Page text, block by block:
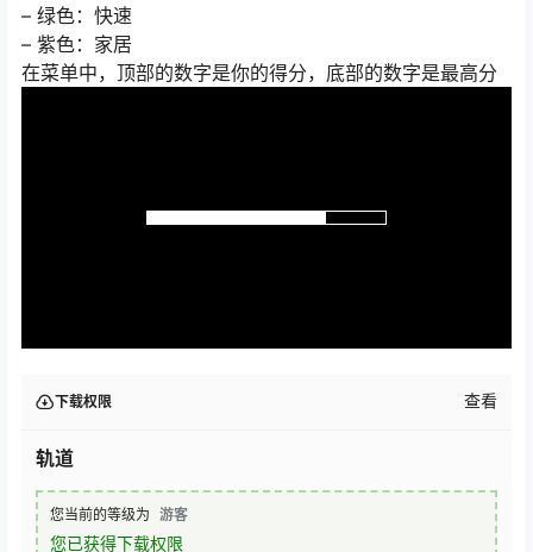
– 绿色：快速
– 紫色：家居
在菜单中，顶部的数字是你的得分，底部的数字是最高分
下载权限 查看
轨道
您当前的等级为 游客
您已获得下载权限